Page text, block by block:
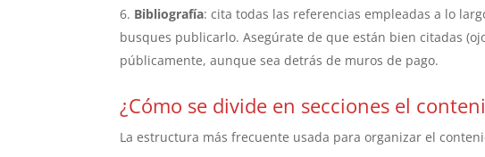
Bibliografía: cita todas las referencias empleadas a lo
busques publicarlo. Asegúrate de que están bien citadas (ojo
públicamente, aunque sea detrás de muros de pago.
¿Cómo se divide en secciones el
La estructura más frecuente usada para organizar el